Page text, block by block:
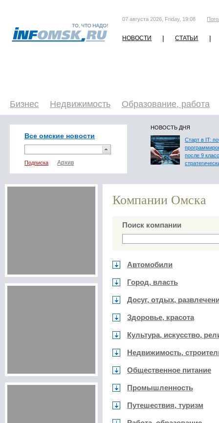
07 августа 2026, Friday, 19:08
НОВОСТИ | СТАТЬИ |
Бизнес Недвижимость Образование, работа
Все омские новости
Подписка
НОВОСТЬ ДНЯ
Старт в IT:
после 9
Компании Омска
Поиск компании
Автомобили
Город, власть
Досуг, отдых,
Здоровье, красота
Культура, искусство,
Недвижимость,
Общественное питание
Промышленность
Путешествия, туризм